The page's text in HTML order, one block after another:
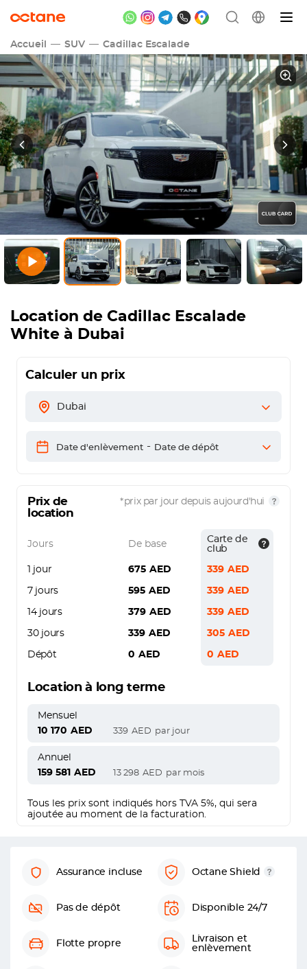
Accueil SUV Cadillac Escalade
Location de Cadillac Escalade
White à Dubai
Calculer un prix
Dubai
Date d'enlèvement - Date de dépôt
Prix de
location
*prix par jour depuis aujourd'hui
Jours De base
Carte de
club
1 jour 675 AED 339 AED
7 jours 595 AED 339 AED
14 jours 379 AED 339 AED
30 jours 339 AED 305 AED
Dépôt 0 AED 0 AED
Location à long terme
Mensuel
10 170 AED 339 AED par jour
Annuel
159 581 AED 13 298 AED par mois
Tous les prix sont indiqués hors TVA 5%, qui sera
ajoutée au moment de la facturation.
Assurance incluse Octane Shield
Pas de dépôt Disponible 24/7
Flotte propre
Livraison et
enlèvement